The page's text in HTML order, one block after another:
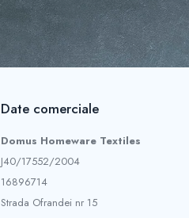
Date comerciale
Domus Homeware Textiles
J40/17552/2004
16896714
Strada Ofrandei nr 15